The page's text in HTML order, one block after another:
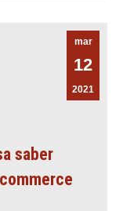
mar
12
2021
saber